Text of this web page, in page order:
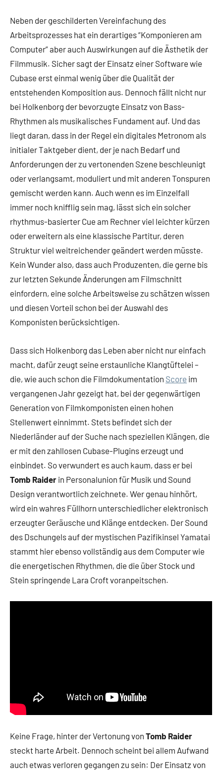
Neben der geschilderten Vereinfachung des
Arbeitsprozesses hat ein derartiges “Komponieren am
Computer” aber auch Auswirkungen auf die Ästhetik der
Filmmusik. Sicher sagt der Einsatz einer Software wie
Cubase erst einmal wenig über die Qualität der
entstehenden Komposition aus. Dennoch fällt nicht nur
bei Holkenborg der bevorzugte Einsatz von Bass-
Rhythmen als musikalisches Fundament auf. Und das
liegt daran, dass in der Regel ein digitales Metronom als
initialer Taktgeber dient, der je nach Bedarf und
Anforderungen der zu vertonenden Szene beschleunigt
oder verlangsamt, moduliert und mit anderen Tonspuren
gemischt werden kann. Auch wenn es im Einzelfall
immer noch knifflig sein mag, lässt sich ein solcher
rhythmus-basierter Cue am Rechner viel leichter kürzen
oder erweitern als eine klassische Partitur, deren
Struktur viel weitreichender geändert werden müsste.
Kein Wunder also, dass auch Produzenten, die gerne bis
zur letzten Sekunde Änderungen am Filmschnitt
einfordern, eine solche Arbeitsweise zu schätzen wissen
und diesen Vorteil schon bei der Auswahl des
Komponisten berücksichtigen.
Dass sich Holkenborg das Leben aber nicht nur einfach
macht, dafür zeugt seine erstaunliche Klangtüftelei –
die, wie auch schon die Filmdokumentation Score im
vergangenen Jahr gezeigt hat, bei der gegenwärtigen
Generation von Filmkomponisten einen hohen
Stellenwert einnimmt. Stets befindet sich der
Niederländer auf der Suche nach speziellen Klängen, die
er mit den zahllosen Cubase-Plugins erzeugt und
einbindet. So verwundert es auch kaum, dass er bei
Tomb Raider in Personalunion für Musik und Sound
Design verantwortlich zeichnete. Wer genau hinhört,
wird ein wahres Füllhorn unterschiedlicher elektronisch
erzeugter Geräusche und Klänge entdecken. Der Sound
des Dschungels auf der mystischen Pazifikinsel Yamatai
stammt hier ebenso vollständig aus dem Computer wie
die energetischen Rhythmen, die die über Stock und
Stein springende Lara Croft voranpeitschen.
Keine Frage, hinter der Vertonung von Tomb Raider
steckt harte Arbeit. Dennoch scheint bei allem Aufwand
auch etwas verloren gegangen zu sein: Der Einsatz von